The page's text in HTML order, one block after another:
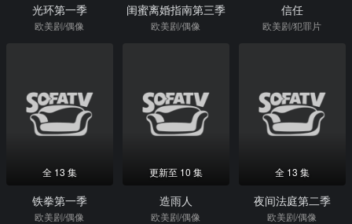
光环第一季
欧美剧/偶像
闺蜜离婚指南第三季
欧美剧/偶像
信任
欧美剧/犯罪片
全 13 集
铁拳第一季
欧美剧/偶像
更新至 10 集
造雨人
欧美剧/偶像
全 13 集
夜间法庭第二季
欧美剧/偶像